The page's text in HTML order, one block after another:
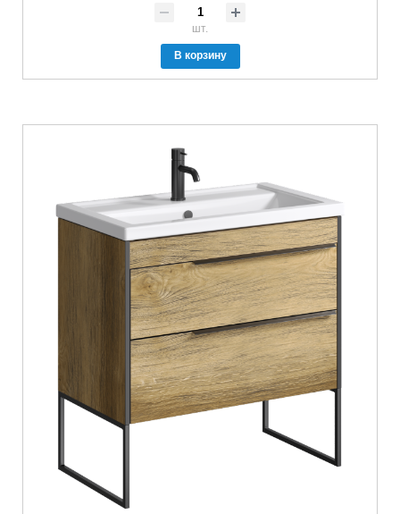
шт.
В корзину